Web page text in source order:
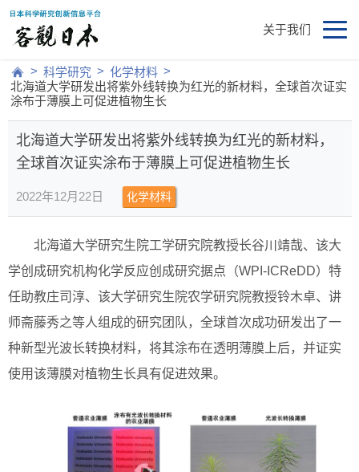
关于我们
> 科学研究 > 化学材料 >
北海道大学研发出将紫外线转换为红光的新材料，全球首次证实
涂布于薄膜上可促进植物生长
北海道大学研发出将紫外线转换为红光的新材料，
全球首次证实涂布于薄膜上可促进植物生长
2022年12月22日 化学材料
北海道大学研究生院工学研究院教授长谷川靖哉、该大
学创成研究机构化学反应创成研究据点（WPI-ICReDD）特
任助教庄司淳、该大学研究生院农学研究院教授铃木卓、讲
师斋藤秀之等人组成的研究团队，全球首次成功研发出了一
种新型光波长转换材料，将其涂布在透明薄膜上后，并证实
使用该薄膜对植物生长具有促进效果。